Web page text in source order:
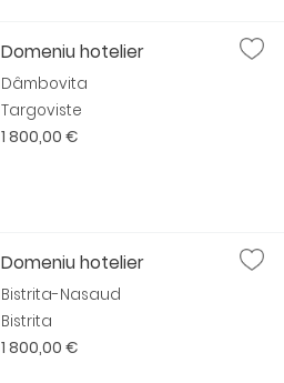
Domeniu hotelier
Dâmbovita
Targoviste
1 800,00 €
Domeniu hotelier
Bistrita-Nasaud
Bistrita
1 800,00 €